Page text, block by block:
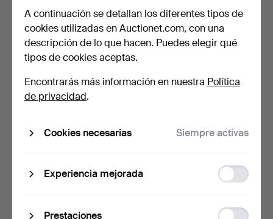
¿Puedo seguir el envío con un número de seguimiento?
¿Cómo puedo efectuar el pago?
¿Dónde puedo vender?
¿Cómo sé que Auctionet ha recibido mi pago?
¿Por qué no puedo completar mis datos?
¿Cómo puedo cambiar mis datos personales y de
¿Qué es una estimación?
¿Cómo se puja en una subasta online?
A continuación se detallan los diferentes tipos de
cookies utilizadas en Auctionet.com, con una
descripción de lo que hacen. Puedes elegir qué
tipos de cookies aceptas.
Encontrarás más información en nuestra Política
de privacidad.
Cookies necesarias Siempre activas
Experiencia mejorada
storage
Prestaciones